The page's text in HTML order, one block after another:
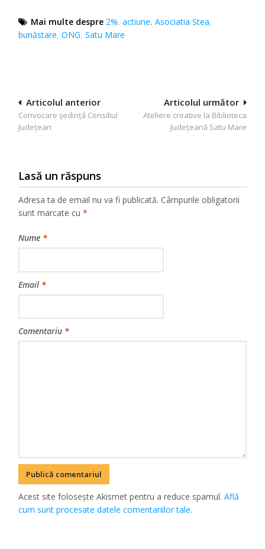
Mai multe despre 2%,actiune,Asociatia Stea,
bunăstare,ONG,Satu Mare
Navigare
în
Articolul următor
Ateliere creative la Biblioteca
Județeană Satu Mare
Articolul anterior
Convocare ședință Consiliul
Județean
Lasă un răspuns
Adresa ta de email nu va fi publicată. Câmpurile obligatorii
sunt marcate cu*
Nume *
Email *
Comentariu *
Acest site folosește Akismet pentru a reduce spamul.Află
cum sunt procesate datele comentariilor tale.